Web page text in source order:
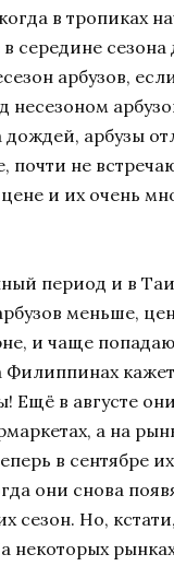
в тропиках
середине
арбузов,
несезоном
дождей, арбузы
почти не
и их очень
период и в
меньше,
и чаще
Филиппинах
Ещё в августе
а на
в сентябре
они снова
сезон. Но,
некоторых